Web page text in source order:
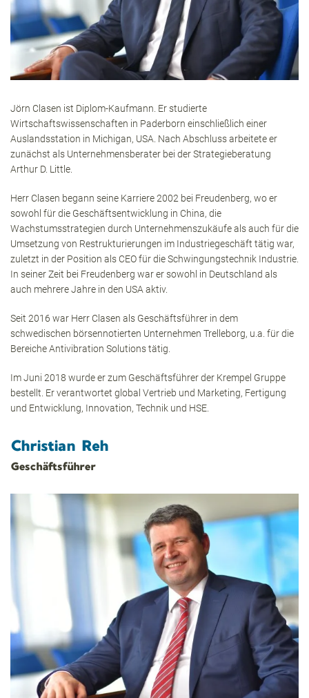
Jörn Clasen ist Diplom-Kaufmann. Er studierte
Wirtschaftswissenschaften in Paderborn einschließlich einer
Auslandsstation in Michigan, USA. Nach Abschluss arbeitete er
zunächst als Unternehmensberater bei der Strategieberatung
Arthur D. Little.
Herr Clasen begann seine Karriere 2002 bei Freudenberg, wo er
sowohl für die Geschäftsentwicklung in China, die
Wachstumsstrategien durch Unternehmenszukäufe als auch für die
Umsetzung von Restrukturierungen im Industriegeschäft tätig war,
zuletzt in der Position als CEO für die Schwingungstechnik Industrie.
In seiner Zeit bei Freudenberg war er sowohl in Deutschland als
auch mehrere Jahre in den USA aktiv.
Seit 2016 war Herr Clasen als Geschäftsführer in dem
schwedischen börsennotierten Unternehmen Trelleborg, u.a. für die
Bereiche Antivibration Solutions tätig.
Im Juni 2018 wurde er zum Geschäftsführer der Krempel Gruppe
bestellt. Er verantwortet global Vertrieb und Marketing, Fertigung
und Entwicklung, Innovation, Technik und HSE.
Christian Reh
Geschäftsführer